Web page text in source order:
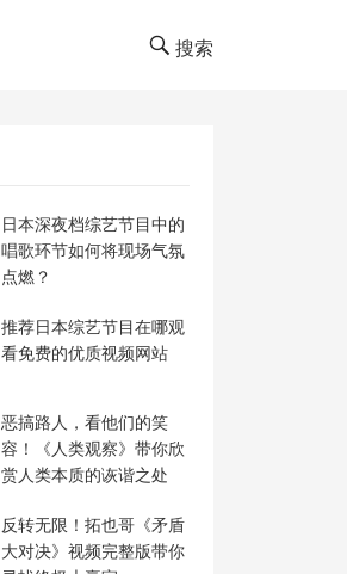
搜索
日本深夜档综艺节目中的
唱歌环节如何将现场气氛
点燃？
推荐日本综艺节目在哪观
看免费的优质视频网站
恶搞路人，看他们的笑
容！《人类观察》带你欣
赏人类本质的诙谐之处
反转无限！拓也哥《矛盾
大对决》视频完整版带你